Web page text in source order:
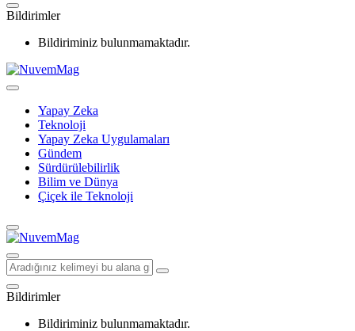
Bildirimler
Bildiriminiz bulunmamaktadır.
Yapay Zeka
Teknoloji
Yapay Zeka Uygulamaları
Gündem
Sürdürülebilirlik
Bilim ve Dünya
Çiçek ile Teknoloji
Bildirimler
Bildiriminiz bulunmamaktadır.